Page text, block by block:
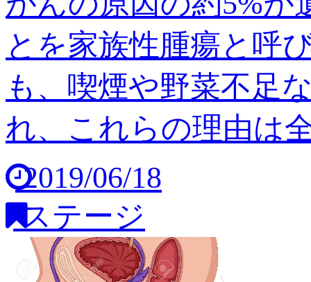
とを家族性腫瘍と呼
も、喫煙や野菜不足
れ、これらの理由は
2019/06/18
ステージ